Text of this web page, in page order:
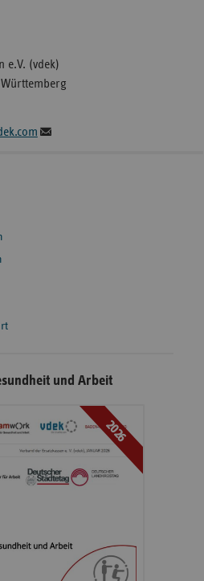
e.V. (vdek)
und Arbeit
2026